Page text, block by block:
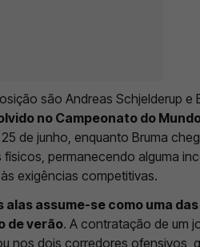
são Andreas Schjelderup e
no Campeonato do
de junho, enquanto Bruma
permanecendo alguma
exigências competitivas.
alas assume-se como uma
de verão. A contratação de um
nos dois corredores ofensivos,